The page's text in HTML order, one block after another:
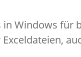
in Windows für